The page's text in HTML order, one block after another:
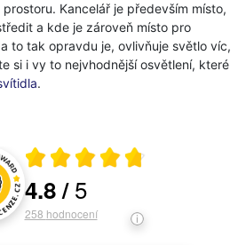
Kancelář je především místo,
a kde je zároveň místo pro
to tak opravdu je, ovlivňuje světlo víc,
si i vy to nejvhodnější osvětlení, které
.
Hodnocení a recenze zákazníků
Průměrné hodnocení 4.8 z 5
4.8/5
258 hodnocení